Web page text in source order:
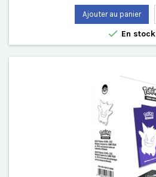
Ajouter au panier
 En stock